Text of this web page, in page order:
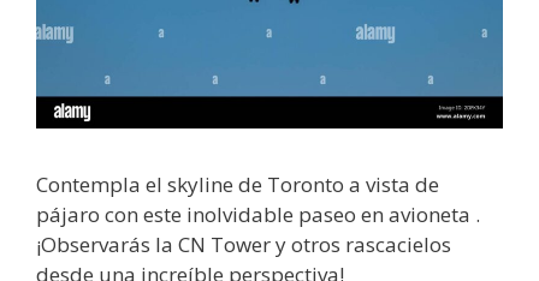
Contempla el skyline de Toronto a vista de
pájaro con este inolvidable paseo en avioneta .
¡Observarás la CN Tower y otros rascacielos
desde una increíble perspectiva!